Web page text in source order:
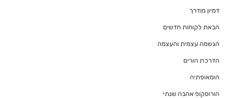
דמיון מודרך
הבאת לקוחות חדשים
הגשמה עצמית והעצמה
הדרכת הורים
הומאופתיה
הורוסקופ אהבה שנתי